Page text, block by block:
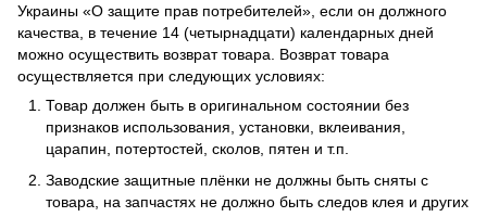
Украины «О защите прав потребителей», если он должного
качества, в течение 14 (четырнадцати) календарных дней
можно осуществить возврат товара. Возврат товара
осуществляется при следующих условиях:
Товар должен быть в оригинальном состоянии без
признаков использования, установки, вклеивания,
царапин, потертостей, сколов, пятен и т.п.
Заводские защитные плёнки не должны быть сняты с
товара, на запчастях не должно быть следов клея и других